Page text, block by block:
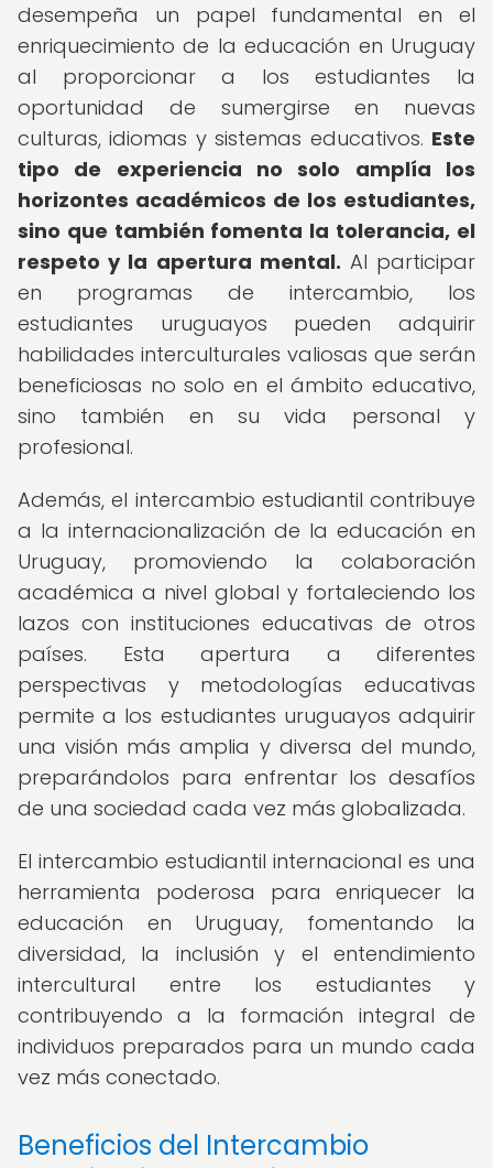
desempeña un papel fundamental en el
enriquecimiento de la educación en Uruguay
al proporcionar a los estudiantes la
oportunidad de sumergirse en nuevas
culturas, idiomas y sistemas educativos. Este
tipo de experiencia no solo amplía los
horizontes académicos de los estudiantes,
sino que también fomenta la tolerancia, el
respeto y la apertura mental. Al participar
en programas de intercambio, los
estudiantes uruguayos pueden adquirir
habilidades interculturales valiosas que serán
beneficiosas no solo en el ámbito educativo,
sino también en su vida personal y
profesional.
Además, el intercambio estudiantil contribuye
a la internacionalización de la educación en
Uruguay, promoviendo la colaboración
académica a nivel global y fortaleciendo los
lazos con instituciones educativas de otros
países. Esta apertura a diferentes
perspectivas y metodologías educativas
permite a los estudiantes uruguayos adquirir
una visión más amplia y diversa del mundo,
preparándolos para enfrentar los desafíos
de una sociedad cada vez más globalizada.
El intercambio estudiantil internacional es una
herramienta poderosa para enriquecer la
educación en Uruguay, fomentando la
diversidad, la inclusión y el entendimiento
intercultural entre los estudiantes y
contribuyendo a la formación integral de
individuos preparados para un mundo cada
vez más conectado.
Beneficios del Intercambio